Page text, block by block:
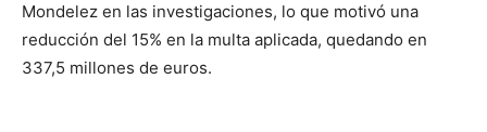
Mondelez en las investigaciones, lo que motivó una
reducción del 15% en la multa aplicada, quedando en
337,5 millones de euros.